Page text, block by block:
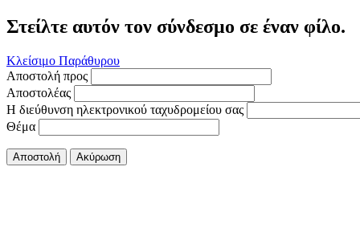
Στείλτε αυτόν τον σύνδεσμο σε έναν φίλο.
Κλείσιμο Παράθυρου
Αποστολή προς
Αποστολέας
Η διεύθυνση ηλεκτρονικού ταχυδρομείου σας
Θέμα
Αποστολή Ακύρωση